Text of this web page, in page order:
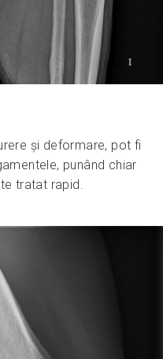
și deformare, pot fi
punând chiar
tratat rapid.